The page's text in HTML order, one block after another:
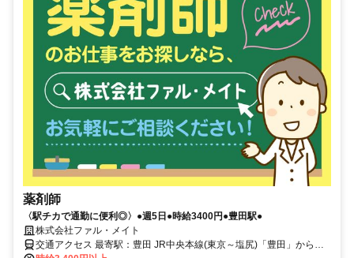
薬剤師
〈駅チカで通勤に便利◎〉●週5日●時給3400円●豊田駅●
株式会社ファル・メイト
交通アクセス 最寄駅：豊田 JR中央本線(東京～塩尻)「豊田」から徒